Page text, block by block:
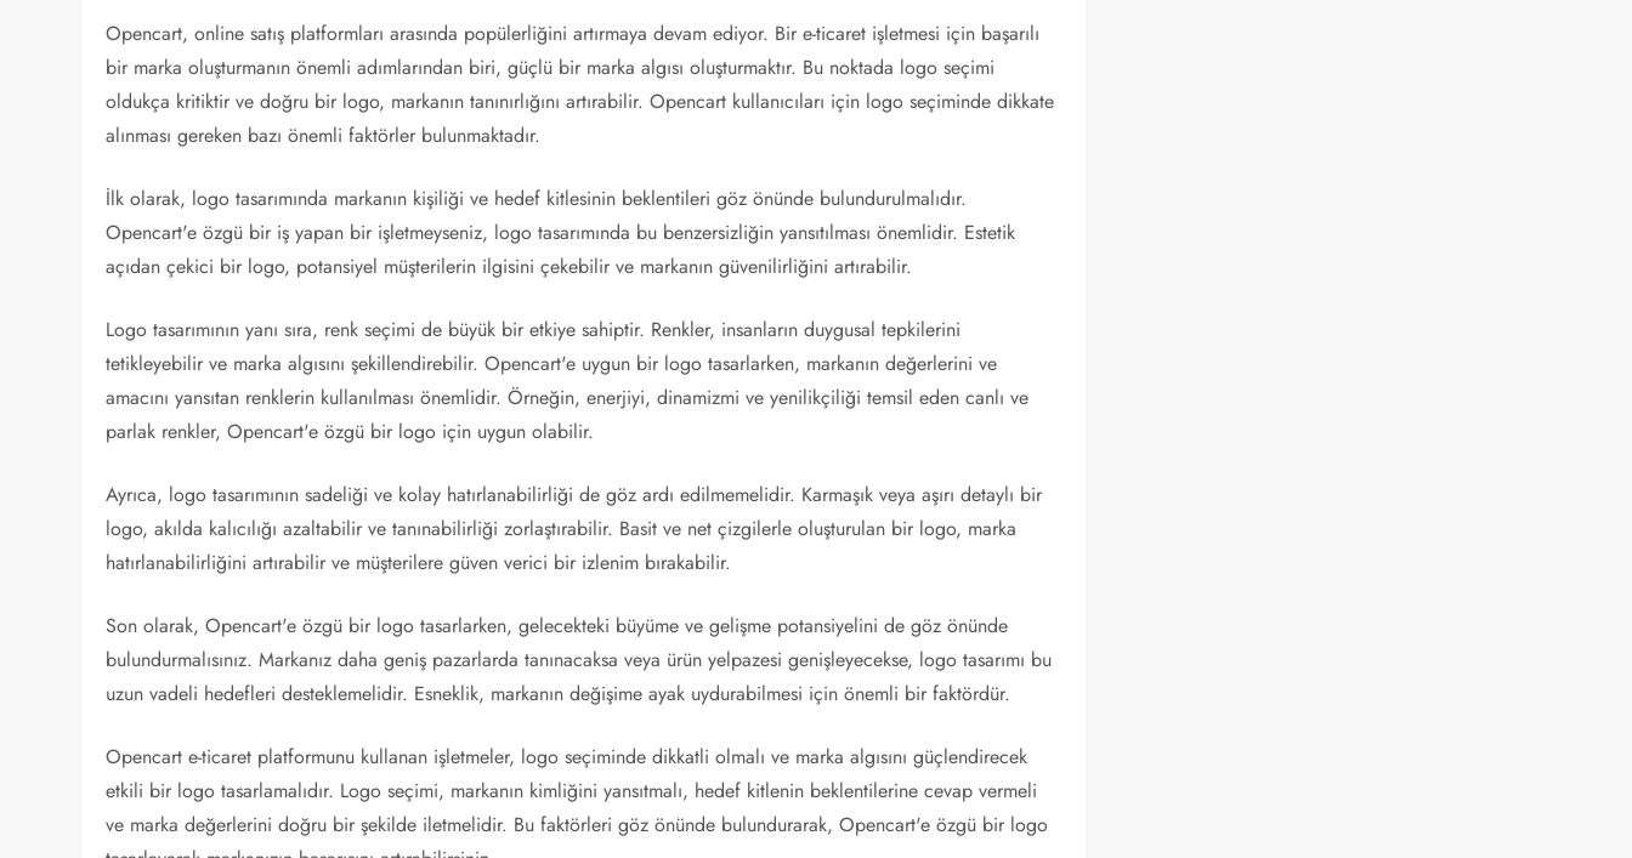
Opencart, online satış platformları arasında popülerliğini artırmaya devam ediyor. Bir e-ticaret işletmesi için başarılı
bir marka oluşturmanın önemli adımlarından biri, güçlü bir marka algısı oluşturmaktır. Bu noktada logo seçimi
oldukça kritiktir ve doğru bir logo, markanın tanınırlığını artırabilir. Opencart kullanıcıları için logo seçiminde dikkate
alınması gereken bazı önemli faktörler bulunmaktadır.
İlk olarak, logo tasarımında markanın kişiliği ve hedef kitlesinin beklentileri göz önünde bulundurulmalıdır.
Opencart'e özgü bir iş yapan bir işletmeyseniz, logo tasarımında bu benzersizliğin yansıtılması önemlidir. Estetik
açıdan çekici bir logo, potansiyel müşterilerin ilgisini çekebilir ve markanın güvenilirliğini artırabilir.
Logo tasarımının yanı sıra, renk seçimi de büyük bir etkiye sahiptir. Renkler, insanların duygusal tepkilerini
tetikleyebilir ve marka algısını şekillendirebilir. Opencart'e uygun bir logo tasarlarken, markanın değerlerini ve
amacını yansıtan renklerin kullanılması önemlidir. Örneğin, enerjiyi, dinamizmi ve yenilikçiliği temsil eden canlı ve
parlak renkler, Opencart'e özgü bir logo için uygun olabilir.
Ayrıca, logo tasarımının sadeliği ve kolay hatırlanabilirliği de göz ardı edilmemelidir. Karmaşık veya aşırı detaylı bir
logo, akılda kalıcılığı azaltabilir ve tanınabilirliği zorlaştırabilir. Basit ve net çizgilerle oluşturulan bir logo, marka
hatırlanabilirliğini artırabilir ve müşterilere güven verici bir izlenim bırakabilir.
Son olarak, Opencart'e özgü bir logo tasarlarken, gelecekteki büyüme ve gelişme potansiyelini de göz önünde
bulundurmalısınız. Markanız daha geniş pazarlarda tanınacaksa veya ürün yelpazesi genişleyecekse, logo tasarımı bu
uzun vadeli hedefleri desteklemelidir. Esneklik, markanın değişime ayak uydurabilmesi için önemli bir faktördür.
Opencart e-ticaret platformunu kullanan işletmeler, logo seçiminde dikkatli olmalı ve marka algısını güçlendirecek
etkili bir logo tasarlamalıdır. Logo seçimi, markanın kimliğini yansıtmalı, hedef kitlenin beklentilerine cevap vermeli
ve marka değerlerini doğru bir şekilde iletmelidir. Bu faktörleri göz önünde bulundurarak, Opencart'e özgü bir logo